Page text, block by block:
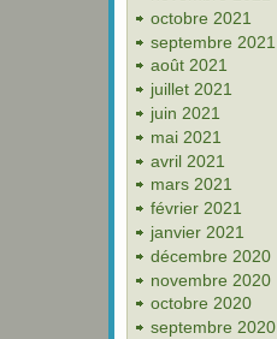
octobre 2021
septembre 2021
août 2021
juillet 2021
juin 2021
mai 2021
avril 2021
mars 2021
février 2021
janvier 2021
décembre 2020
novembre 2020
octobre 2020
septembre 2020